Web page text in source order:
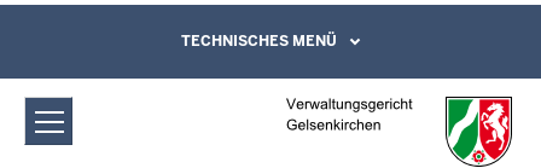
Verwaltungsgericht Gelsenkirchen:
Zeugen
Direkt zum Inhalt
Leichte Sprache, Gebärdensprachenvideo
und Kontaktformular
TECHNISCHES MENÜ